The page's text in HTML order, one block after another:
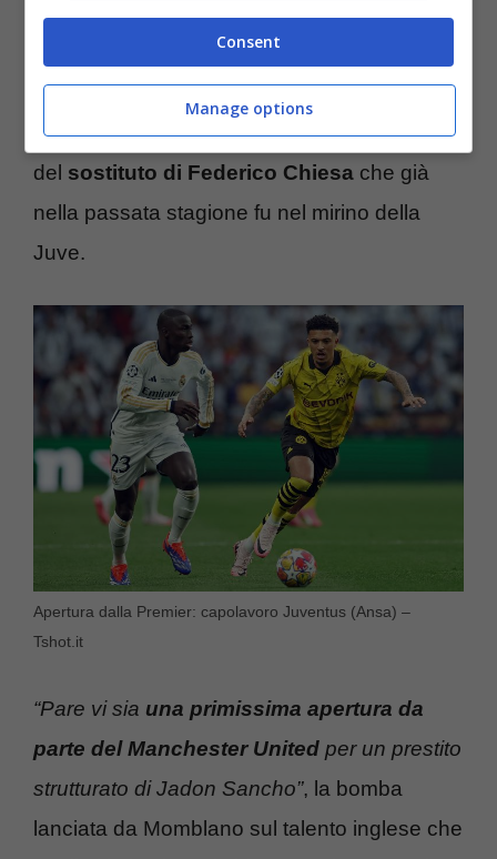
Momblano, noto giornalista che a
‘Juventibus’ ha tracciato la strada per un
grandissimo colpo in attacco da parte della
dirigenza bianconera. Si parla, a conti fatti,
del sostituto di Federico Chiesa che già
nella passata stagione fu nel mirino della
Juve.
Apertura dalla Premier: capolavoro Juventus (Ansa) –
Tshot.it
“Pare vi sia una primissima apertura da
parte del Manchester United per un prestito
strutturato di Jadon Sancho”, la bomba
lanciata da Momblano sul talento inglese che
Consent
Manage options